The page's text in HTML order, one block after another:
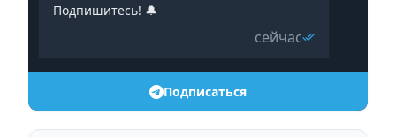
Подпишитесь! 🔔
сейчас
Подписаться